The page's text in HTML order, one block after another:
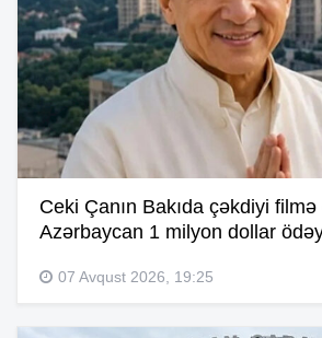
Ceki Çanın Bakıda çəkdiyi
Azərbaycan 1 milyon dollar
07 Avqust 2026, 19:25